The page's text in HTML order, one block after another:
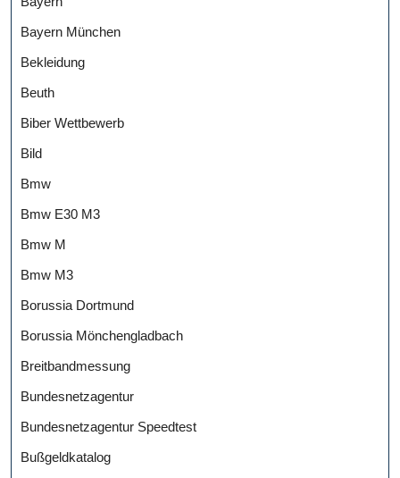
Bayern München
Bekleidung
Beuth
Biber Wettbewerb
Bild
Bmw
Bmw E30 M3
Bmw M
Bmw M3
Borussia Dortmund
Borussia Mönchengladbach
Breitbandmessung
Bundesnetzagentur
Bundesnetzagentur Speedtest
Bußgeldkatalog